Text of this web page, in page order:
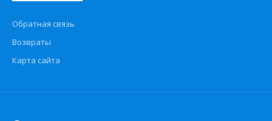
Обратная связь
Возвраты
Карта сайта